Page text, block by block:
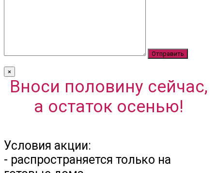
×
Вноси половину сейчас,
а остаток осенью!
Условия акции:
- распространяется только на